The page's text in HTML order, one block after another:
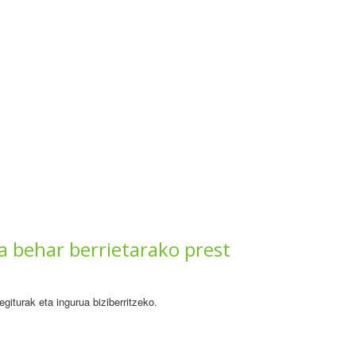
behar berrietarako prest
eta ingurua biziberritzeko.